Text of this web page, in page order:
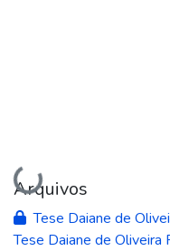
Carregando...
Arquivos
Tese Daiane de
Tese Daiane de Oliveira